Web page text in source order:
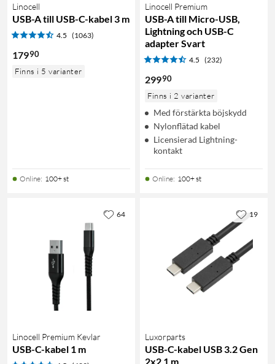
Linocell
USB-A till USB-C-kabel 3 m
4.5 (1063)
17990
Finns i 5 varianter
Online: 100+ st
Linocell Premium
USB-A till Micro-USB,
Lightning och USB-C
adapter Svart
4.5 (232)
29990
Finns i 2 varianter
Med förstärkta böjskydd
Nylonflätad kabel
Licensierad Lightning-
kontakt
Online: 100+ st
Linocell Premium Kevlar
USB-C-kabel 1 m
64
Luxorparts
USB-C-kabel USB 3.2 Gen
2x2 1 m
19